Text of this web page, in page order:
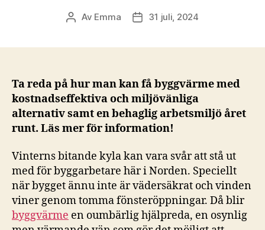
Inläggsförfattare
Av Emma Inläggsdatum
31 juli, 2024
Ta reda på hur man kan få byggvärme med
kostnadseffektiva och miljövänliga
alternativ samt en behaglig arbetsmiljö året
runt. Läs mer för information!
Vinterns bitande kyla kan vara svår att stå ut
med för byggarbetare här i Norden. Speciellt
när bygget ännu inte är vädersäkrat och vinden
viner genom tomma fönsteröppningar. Då blir
byggvärme en oumbärlig hjälpreda, en osynlig